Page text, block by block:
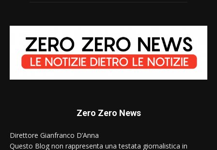
Zero Zero News
Direttore Gianfranco D’Anna
Questo Blog non rappresenta una testata giornalistica in